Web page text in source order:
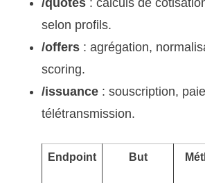
/quotes : calculs de
selon profils.
/offers : agrégation,
scoring.
/issuance : souscription,
télétransmission.
Endpoint But